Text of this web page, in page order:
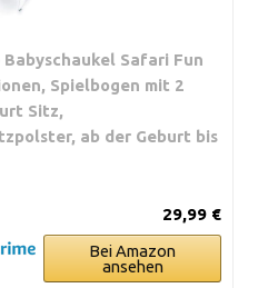
Safari Fun
Spielbogen mit 2
Sitz,
ab der Geburt bis
29,99 €
Bei Amazon
ansehen